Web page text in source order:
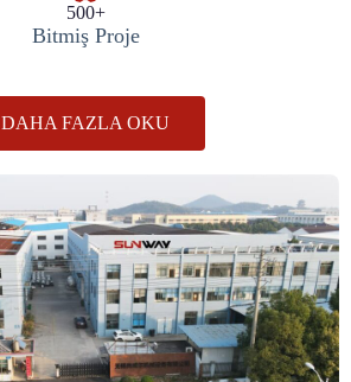
500+
Bitmiş Proje
DAHA FAZLA OKU